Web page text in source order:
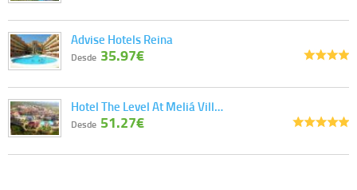
Advise Hotels Reina
Desde 35.97€
Hotel The Level At Meliá Vill…
Desde 51.27€